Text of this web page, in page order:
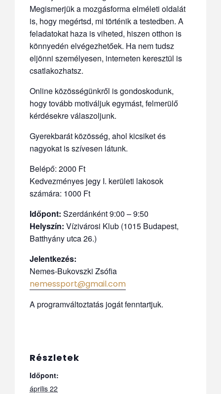
Megismerjük a mozgásforma elméleti oldalát
is, hogy megértsd, mi történik a testedben. A
feladatokat haza is viheted, hiszen otthon is
könnyedén elvégezhetőek. Ha nem tudsz
eljönni személyesen, interneten keresztül is
csatlakozhatsz.
Online közösségünkről is gondoskodunk,
hogy tovább motiváljuk egymást, felmerülő
kérdésekre válaszoljunk.
Gyerekbarát közösség, ahol kicsiket és
nagyokat is szívesen látunk.
Belépő: 2000 Ft
Kedvezményes jegy I. kerületi lakosok
számára: 1000 Ft
Időpont: Szerdánként 9:00 – 9:50
Helyszín: Vízivárosi Klub (1015 Budapest,
Batthyány utca 26.)
Jelentkezés:
Nemes-Bukovszki Zsófia
nemessport@gmail.com
A programváltoztatás jogát fenntartjuk.
Részletek
Időpont:
április 22